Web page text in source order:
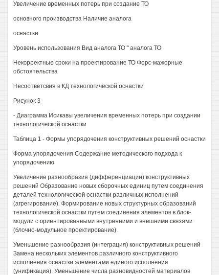
Увеличение временных потерь при создание ТО
основного производства Наличие аналога
оснастки
Уровень использования Вид аналога ТО " аналога ТО
Некорректные сроки на проектирование ТО Форс-мажорные
обстоятельства
Несоответсвия в КД технологической оснастки
Рисунок 3
- Диаграмма Исикавы увеличения временных потерь при создании
технологической оснастки
Таблица 1 - Формы упорядочения конструктивных решений оснастки
Форма упорядочения Содержание методического подхода к
упорядочению
Увеличение разнообразия (дифференциации) конструктивных
решений Образование новых сборочных единиц путем соединения
деталей технологической оснастки различных исполнений
(агрегирование). Формирование новых структурных образований
технологической оснастки путем соединения элементов в блок-
модули с ориентированными внутренними и внешними связями
(блочно-модульное проектирование).
Уменьшение разнообразия (интеграция) конструктивных решений
Замена нескольких элементов различного конструктивного
исполнения оснастки элементами единого исполнения
(унификация). Уменьшение числа разновидностей материалов